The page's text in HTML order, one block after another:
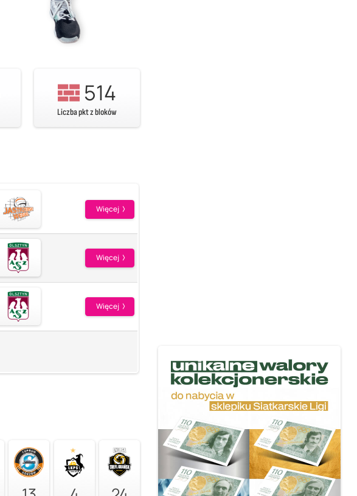
514
Liczba pkt z bloków
Więcej
Więcej
Więcej